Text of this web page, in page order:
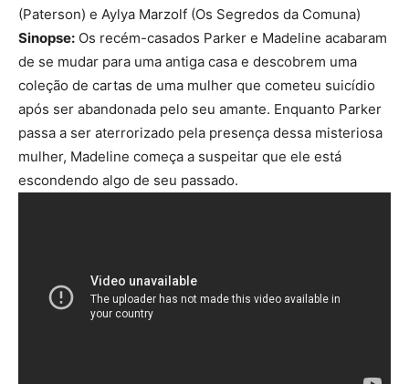
(Paterson) e Aylya Marzolf (Os Segredos da Comuna)
Sinopse: Os recém-casados Parker e Madeline acabaram
de se mudar para uma antiga casa e descobrem uma
coleção de cartas de uma mulher que cometeu suicídio
após ser abandonada pelo seu amante. Enquanto Parker
passa a ser aterrorizado pela presença dessa misteriosa
mulher, Madeline começa a suspeitar que ele está
escondendo algo de seu passado.